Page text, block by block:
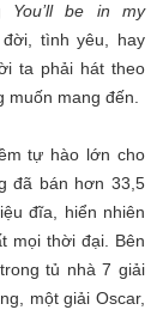
You’ll be in my
tình yêu, hay
ta phải hát theo
mang đến.
tự hào lớn cho
đã bán hơn 33,5
đĩa, hiển nhiên
mọi thời đại. Bên
tủ nhà 7 giải
một giải Oscar,